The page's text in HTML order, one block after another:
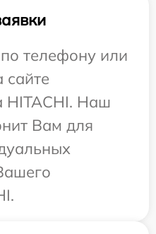
телефону или
сайте
HITACHI. Наш
Вам для